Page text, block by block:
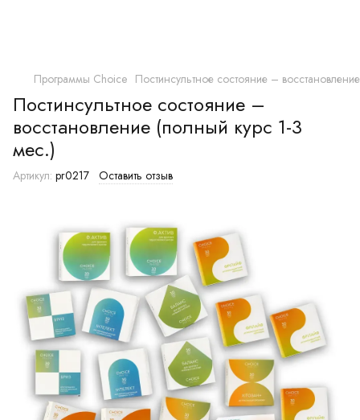
Программы Choice Постинсультное состояние –
Постинсультное состояние –
восстановление (полный курс 1-3
мес.)
Артикул: pr0217 Оставить отзыв